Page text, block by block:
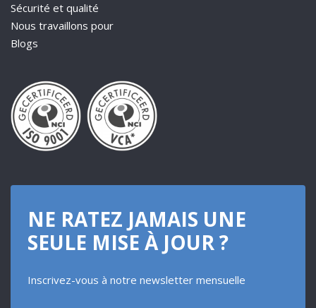
Sécurité et qualité
Nous travaillons pour
Blogs
NE RATEZ JAMAIS UNE
SEULE MISE À JOUR ?
Inscrivez-vous à notre newsletter mensuelle